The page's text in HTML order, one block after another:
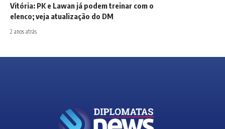
Vitória: PK e Lawan já podem treinar com o
elenco; veja atualização do DM
2 anos atrás